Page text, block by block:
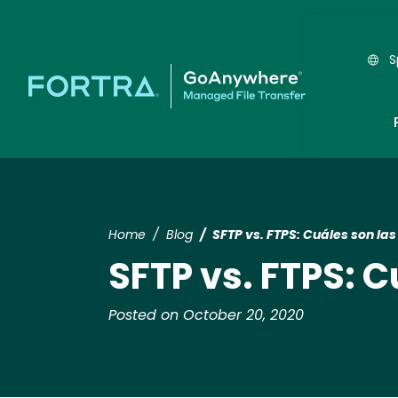
Home Blog SFTP vs. FTPS: Cuáles son
SFTP vs.
Posted on October 20, 2020